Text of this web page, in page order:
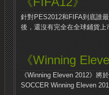
針對PES2012和FIFA到底誰
後，還沒有完全在全球鋪貨上
《Winning
《Winning Eleven 2012》將
SOCCER Winning Eleven